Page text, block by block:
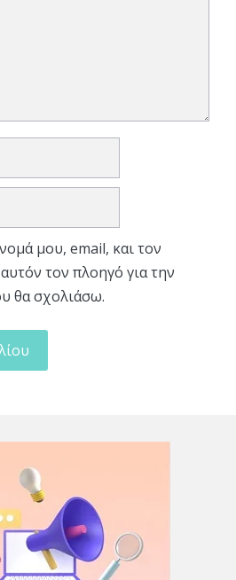
μου, email, και τον
τον πλοηγό για την
θα σχολιάσω.